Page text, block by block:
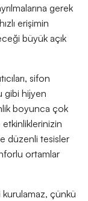
gerek
erişimin
büyük açık
sifon
gibi hijyen
boyunca çok
etkinliklerinizin
düzenli tesisler
ortamlar
kurulamaz, çünkü